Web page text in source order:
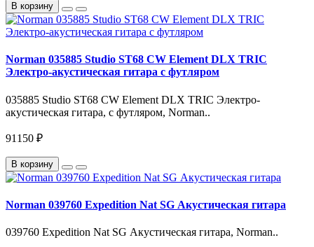
В корзину
Norman 035885 Studio ST68 CW Element DLX TRIC
Электро-акустическая гитара с футляром
035885 Studio ST68 CW Element DLX TRIC Электро-
акустическая гитара, с футляром, Norman..
91150 ₽
В корзину
Norman 039760 Expedition Nat SG Акустическая гитара
039760 Expedition Nat SG Акустическая гитара, Norman..